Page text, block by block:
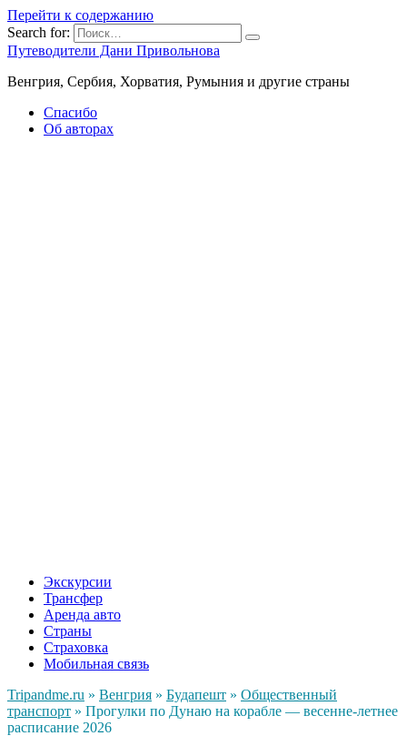
Перейти к содержанию
Search for:
Путеводители Дани Привольнова
Венгрия, Сербия, Хорватия, Румыния и другие страны
Спасибо
Об авторах
Экскурсии
Трансфер
Аренда авто
Страны
Страховка
Мобильная связь
Tripandme.ru » Венгрия » Будапешт » Общественный
транспорт » Прогулки по Дунаю на корабле — весенне-летнее
расписание 2026